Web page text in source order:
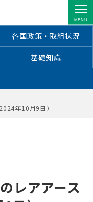
アアースの価
株式会社レ
各国政策・取組状況
基礎知識
年10月9日）
レアアース